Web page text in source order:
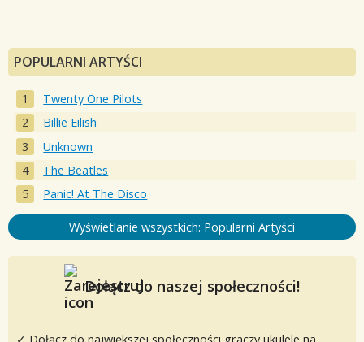
POPULARNI ARTYŚCI
Twenty One Pilots
Billie Eilish
Unknown
The Beatles
Panic! At The Disco
Wyświetlanie wszystkich: Popularni Artyści
Dołącz do naszej społeczności!
✓ Dołącz do największej społeczności graczy ukulele na